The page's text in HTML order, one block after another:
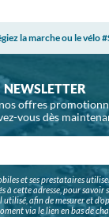
la marche ou le vélo
NEWSLETTER
offres
vous dès
et ses prestataires
à cette adresse, pour savoir
afin de mesurer et
via le lien en bas de